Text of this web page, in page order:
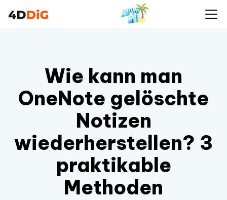
Wie kann man
OneNote gelöschte
Notizen
wiederherstellen? 3
praktikable
Methoden